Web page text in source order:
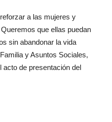
a las mujeres y
que ellas puedan
sin abandonar la vida
y Asuntos Sociales,
acto de presentación del